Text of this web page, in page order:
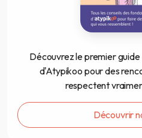
Découvrez le premier
d'Atypikoo pour des
respectent
Découvrir